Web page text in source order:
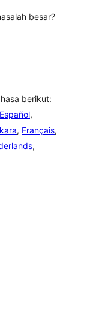
besar?
berikut:
Español,
, Français,
,